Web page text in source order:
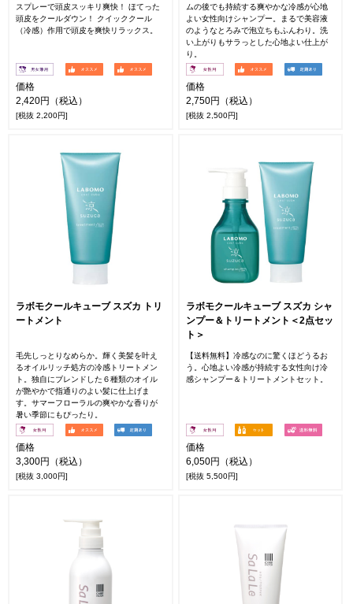
スプレーで頭皮スッキリ爽快！ ほてった
頭皮をクールダウン！ クイッククール
（冷感）作用で頭皮を爽快リラックス。
価格
2,420円（税込）
[税抜 2,200円]
ムの後でも持続する爽やかな冷感が心地
よい女性向けシャンプー。まるで美容液
のようなとろみで泡立ちもふんわり。洗
い上がりもサラっとした心地よい仕上が
り。
価格
2,750円（税込）
[税抜 2,500円]
ラボモクールキューブ スズカ トリ
ートメント
毛先しっとりなめらか。輝く美髪を叶え
るオイルリッチ処方の冷感トリートメン
ト。独自にブレンドした６種類のオイル
が艶やかで指通りのよい髪に仕上げま
す。サマーフローラルの爽やかな香りが
暑い季節にもぴったり。
価格
3,300円（税込）
[税抜 3,000円]
ラボモクールキューブ スズカ シャ
ンプー＆トリートメント＜2点セッ
ト＞
【送料無料】冷感なのに驚くほどうるお
う。心地よい冷感が持続する女性向け冷
感シャンプー＆トリートメントセット。
価格
6,050円（税込）
[税抜 5,500円]